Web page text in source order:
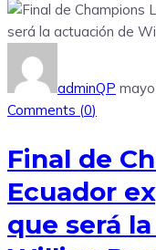
adminQP
Comments (0)
Final de
Ecuador
que será